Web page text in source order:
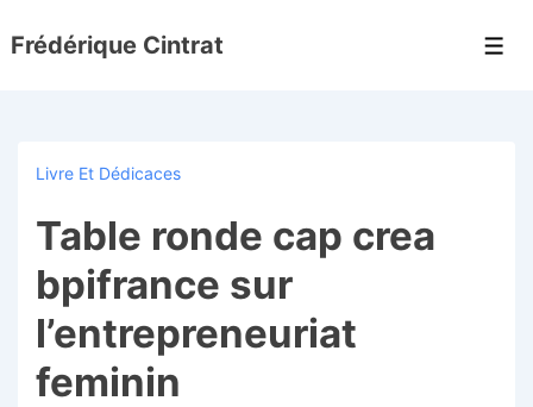
passer
Frédérique Cintrat
Livre Et Dédicaces
Table ronde cap crea
bpifrance sur
l’entrepreneuriat
feminin